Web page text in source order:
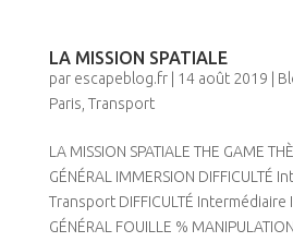
LA MISSION SPATIALE
par escapeblog.fr| 14 août 2019
Paris Transport
LA MISSION SPATIALE THE GAME
GÉNÉRAL IMMERSION DIFFICULTÉ
Transport DIFFICULTÉ Intermédiaire
GÉNÉRAL FOUILLE %